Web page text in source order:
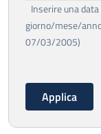
Inserire una
giorno/mese/
07/03/2005)